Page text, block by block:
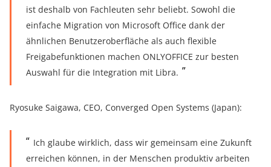
ist deshalb von Fachleuten sehr beliebt. Sowohl die
einfache Migration von Microsoft Office dank der
ähnlichen Benutzeroberfläche als auch flexible
Freigabefunktionen machen ONLYOFFICE zur besten
Auswahl für die Integration mit Libra.
Ryosuke Saigawa, CEO, Converged Open Systems (Japan):
Ich glaube wirklich, dass wir gemeinsam eine Zukunft
erreichen können, in der Menschen produktiv arbeiten